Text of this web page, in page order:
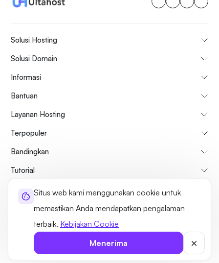
Situs web kami menggunakan cookie untuk
memastikan Anda mendapatkan pengalaman
terbaik. Kebijakan Cookie
Menerima
Solusi Hosting
Solusi Domain
Informasi
Bantuan
Layanan Hosting
Terpopuler
Bandingkan
Tutorial
Tentang kami
Syarat dan ketentuanKebijakan pribadiHukumSitemap
©2026 UltaHost - Seluruh hak cipta